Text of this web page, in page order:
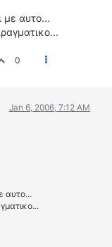
με αυτο...
0
Jan 6, 2006, 7:12 AM
αυτο...